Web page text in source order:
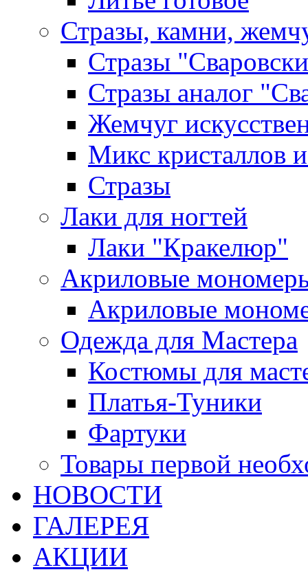
Стразы, камни,
Стразы
Стразы аналог
Жемчуг
Микс кристаллов
Стразы
Лаки для ногтей
Лаки "Кракелюр"
Акриловые
Акриловые
Одежда для Мастера
Костюмы для
Платья-Туники
Фартуки
Товары первой
НОВОСТИ
ГАЛЕРЕЯ
АКЦИИ